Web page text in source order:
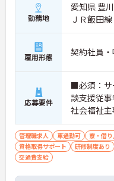
勤務地
愛知県 豊
ＪＲ飯田
雇用形態 契約社員
応募要件
■必須：サ
談支援従
社会福祉
（旧ヘル
業務経験
管理職求人 車通勤可 寮・借
資格取得サポート
研修制度あり
交通費支給